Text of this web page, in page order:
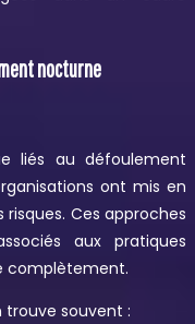
nocturne
liés au défoulement
ont mis en
Ces approches
aux pratiques
complètement.
trouve souvent :